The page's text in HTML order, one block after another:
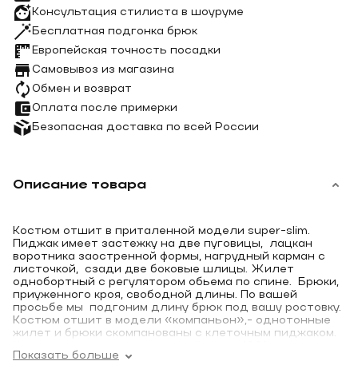
Консультация стилиста в шоуруме
Бесплатная подгонка брюк
Европейская точность посадки
Самовывоз из магазина
Обмен и возврат
Оплата после примерки
Безопасная доставка по всей России
Описание товара
Костюм отшит в приталенной модели super-slim.
Пиджак имеет застежку на две пуговицы, лацкан
воротника заостренной формы, нагрудный карман с
листочкой, сзади две боковые шлицы. Жилет
однобортный с регулятором обьема по спине. Брюки,
приуженного кроя, свободной длины. По вашей
просьбе мы подгоним длину брюк под вашу ростовку.
Костюм отшит в модели «компаньон»,- однотонные
жилет и брюки скомпанованы с клеточным пиджаком.
нитью высокого кручения, очень легкий, отлично
Показать больше